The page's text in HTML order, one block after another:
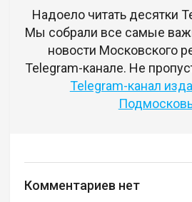
Надоело читать десятки
Мы собрали все самые
новости Московского
Telegram-канале. Не
Telegram-канал
Комментариев нет